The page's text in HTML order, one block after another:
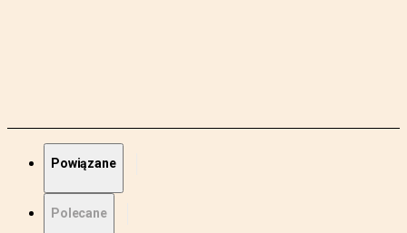
Powiązane
Polecane